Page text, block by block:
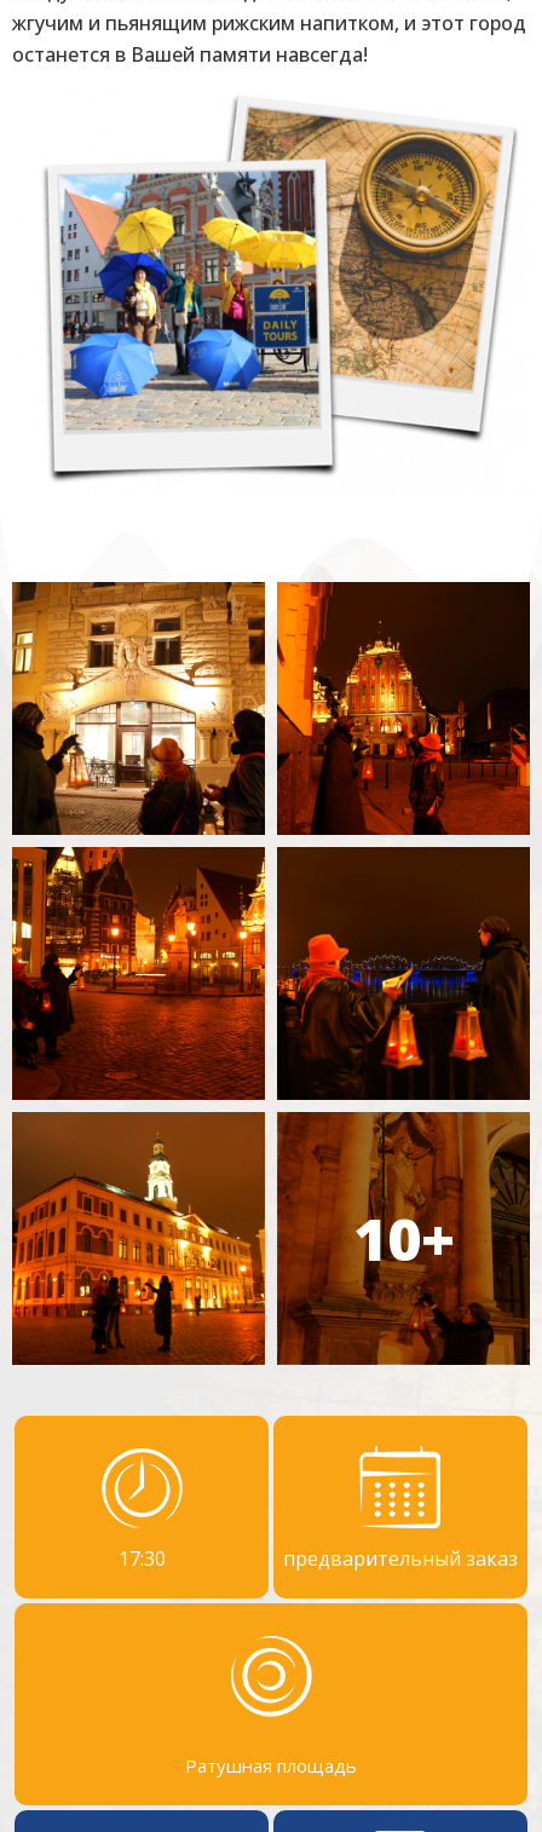
жгучим и пьянящим рижским напитком, и этот город
останется в Вашей памяти навсегда!
17:30 предварительный заказ
Ратушная площадь